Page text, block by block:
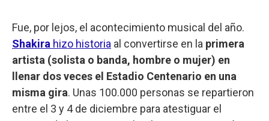
Fue, por lejos, el acontecimiento musical del año.
Shakira hizo historia al convertirse en la primera
artista (solista o banda, hombre o mujer) en
llenar dos veces el Estadio Centenario en una
misma gira. Unas 100.000 personas se repartieron
entre el 3 y 4 de diciembre para atestiguar el